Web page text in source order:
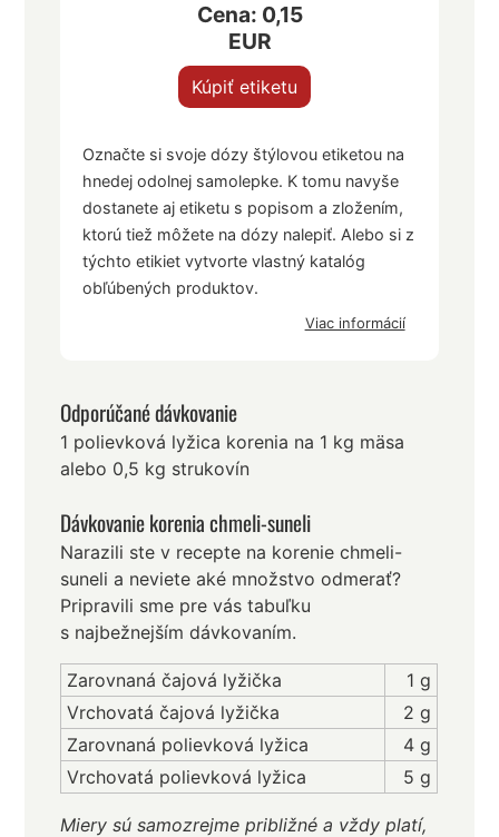
Cena: 0,15
EUR
Kúpiť etiketu
Označte si svoje dózy štýlovou etiketou na
hnedej odolnej samolepke. K tomu navyše
dostanete aj etiketu s popisom a zložením,
ktorú tiež môžete na dózy nalepiť. Alebo si z
týchto etikiet vytvorte vlastný katalóg
obľúbených produktov.
Viac informácií
Odporúčané dávkovanie
1 polievková lyžica korenia na 1 kg mäsa
alebo 0,5 kg strukovín
Dávkovanie korenia chmeli-suneli
Narazili ste v recepte na korenie chmeli-
suneli a neviete aké množstvo odmerať?
Pripravili sme pre vás tabuľku
s najbežnejším dávkovaním.
Zarovnaná čajová lyžička
1 g
Vrchovatá čajová lyžička
2 g
Zarovnaná polievková lyžica
4 g
Vrchovatá polievková lyžica
5 g
Miery sú samozrejme približné a vždy platí,